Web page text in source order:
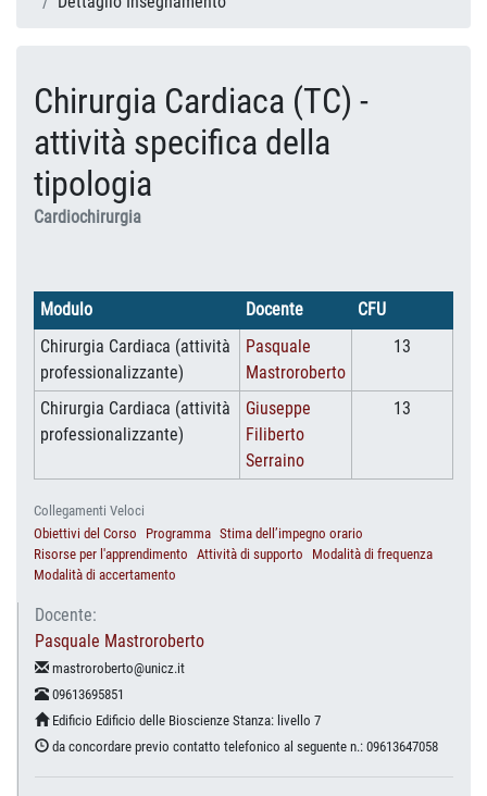
Chirurgia Cardiaca (TC) -
attività specifica della
tipologia
Cardiochirurgia
Modulo Docente
CFU
Chirurgia Cardiaca (attività
professionalizzante)
Pasquale
Mastroroberto
13
Chirurgia Cardiaca (attività
professionalizzante)
Giuseppe
Filiberto
Serraino
13
Collegamenti Veloci
Obiettivi del Corso
Programma Stima dell’impegno orario
Risorse per l'apprendimento Attività di supporto
Modalità di frequenza
Modalità di accertamento
Docente:
Pasquale Mastroroberto
mastroroberto@unicz.it
09613695851
Edificio Edificio delle Bioscienze Stanza: livello 7
da concordare previo contatto telefonico al seguente n.: 09613647058